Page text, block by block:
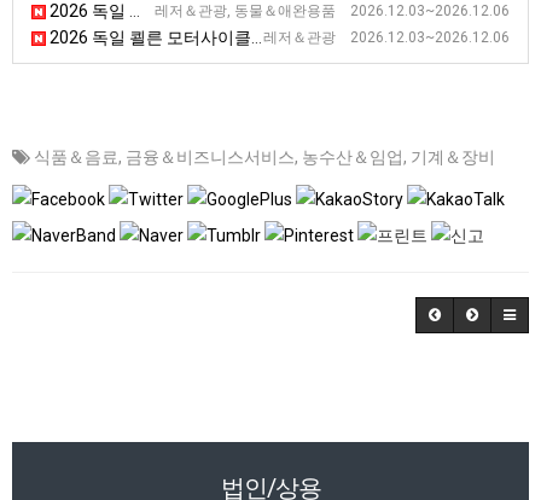
레저＆관광, 동물＆애완용품 2026.12.03~2026.12.06
2026 독일 하노버 승마 및 컨트리 라이프 전시회 [PASSION PFERD]
레저＆관광 2026.12.03~2026.12.06
2026 독일 쾰른 모터사이클 및 스쿠터 전시회 [Intermot]
식품＆음료, 금융＆비즈니스서비스, 농수산＆임업, 기계＆장비
법인/상용